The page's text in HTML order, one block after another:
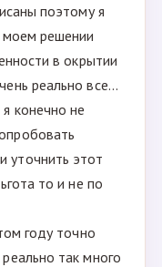
поэтому я
моем решении
в окрытии
реально все...
конечно не
уточнить этот
то и не по
году точно
так много